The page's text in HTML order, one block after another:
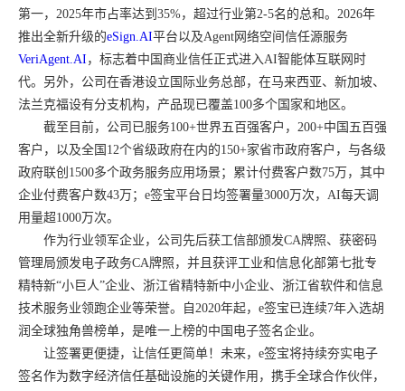
第一，2025年市占率达到35%，超过行业第2-5名的总和。2026年
推出全新升级的eSign.AI平台以及Agent网络空间信任源服务
VeriAgent.AI ，标志着中国商业信任正式进入AI智能体互联网时
代。另外，公司在香港设立国际业务总部，在马来西亚、新加坡、
法兰克福设有分支机构，产品现已覆盖100多个国家和地区。
截至目前，公司已服务100+世界五百强客户，200+中国五百强
客户，以及全国12个省级政府在内的150+家省市政府客户，与各级
政府联创1500多个政务服务应用场景；累计付费客户数75万，其中
企业付费客户数43万；e签宝平台日均签署量3000万次，AI每天调
用量超1000万次。
作为行业领军企业，公司先后获工信部颁发CA牌照、获密码
管理局颁发电子政务CA牌照，并且获评工业和信息化部第七批专
精特新“小巨人”企业、浙江省精特新中小企业、浙江省软件和信息
技术服务业领跑企业等荣誉。自2020年起，e签宝已连续7年入选胡
润全球独角兽榜单，是唯一上榜的中国电子签名企业。
让签署更便捷，让信任更简单！未来，e签宝将持续夯实电子
签名作为数字经济信任基础设施的关键作用，携手全球合作伙伴，